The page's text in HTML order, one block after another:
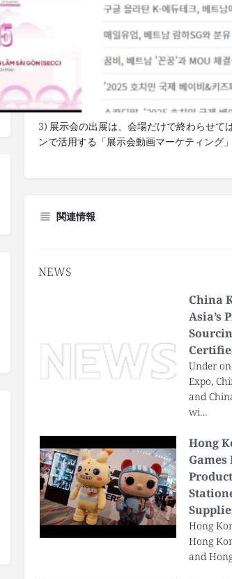
知らせします。メルマガの登録はこちら。
2) 出展をご検討ですか？出展サポートをご
利用ください。国内出展・ブースプランニ
ング
/海外出展支援
3) 展示会の出展は、会場だけで終わらせて
ンで活用する「展示会動画マーケティング
関連情報
NEWS
China
Asia’s
Under
Expo,
and
wi…
Hong
Games
Hong
Hong
and